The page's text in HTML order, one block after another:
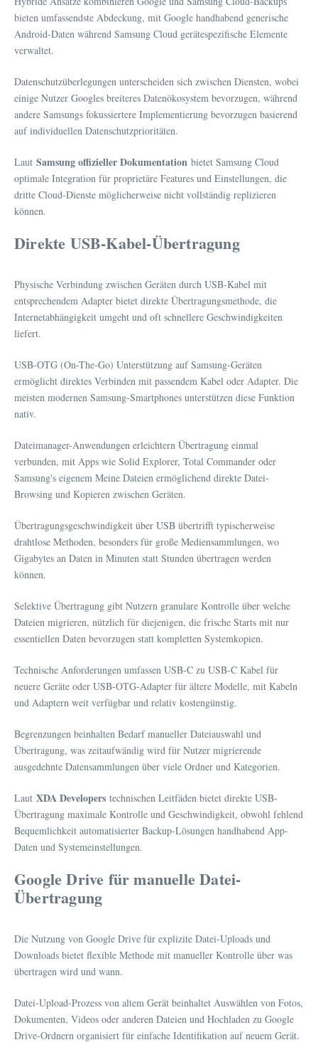
bieten umfassendste Abdeckung, mit Google handhabend generische
Android-Daten während Samsung Cloud gerätespezifische Elemente
verwaltet.
Datenschutzüberlegungen unterscheiden sich zwischen Diensten, wobei
einige Nutzer Googles breiteres Datenökosystem bevorzugen, während
andere Samsungs fokussiertere Implementierung bevorzugen basierend
auf individuellen Datenschutzprioritäten.
Laut Samsung offizieller Dokumentation bietet Samsung Cloud
optimale Integration für proprietäre Features und Einstellungen, die
dritte Cloud-Dienste möglicherweise nicht vollständig replizieren
können.
Direkte USB-Kabel-Übertragung
Physische Verbindung zwischen Geräten durch USB-Kabel mit
entsprechendem Adapter bietet direkte Übertragungsmethode, die
Internetabhängigkeit umgeht und oft schnellere Geschwindigkeiten
liefert.
USB-OTG (On-The-Go) Unterstützung auf Samsung-Geräten
ermöglicht direktes Verbinden mit passendem Kabel oder Adapter. Die
meisten modernen Samsung-Smartphones unterstützen diese Funktion
nativ.
Dateimanager-Anwendungen erleichtern Übertragung einmal
verbunden, mit Apps wie Solid Explorer, Total Commander oder
Samsung's eigenem Meine Dateien ermöglichend direkte Datei-
Browsing und Kopieren zwischen Geräten.
Übertragungsgeschwindigkeit über USB übertrifft typischerweise
drahtlose Methoden, besonders für große Mediensammlungen, wo
Gigabytes an Daten in Minuten statt Stunden übertragen werden
können.
Selektive Übertragung gibt Nutzern granulare Kontrolle über welche
Dateien migrieren, nützlich für diejenigen, die frische Starts mit nur
essentiellen Daten bevorzugen statt kompletten Systemkopien.
Technische Anforderungen umfassen USB-C zu USB-C Kabel für
neuere Geräte oder USB-OTG-Adapter für ältere Modelle, mit Kabeln
und Adaptern weit verfügbar und relativ kostengünstig.
Begrenzungen beinhalten Bedarf manueller Dateiauswahl und
Übertragung, was zeitaufwändig wird für Nutzer migrierende
ausgedehnte Datensammlungen über viele Ordner und Kategorien.
Laut XDA Developers technischen Leitfäden bietet direkte USB-
Übertragung maximale Kontrolle und Geschwindigkeit, obwohl fehlend
Bequemlichkeit automatisierter Backup-Lösungen handhabend App-
Daten und Systemeinstellungen.
Google Drive für manuelle Datei-
Übertragung
Die Nutzung von Google Drive für explizite Datei-Uploads und
Downloads bietet flexible Methode mit manueller Kontrolle über was
übertragen wird und wann.
Datei-Upload-Prozess von altem Gerät beinhaltet Auswählen von Fotos,
Dokumenten, Videos oder anderen Dateien und Hochladen zu Google
Drive-Ordnern organisiert für einfache Identifikation auf neuem Gerät.